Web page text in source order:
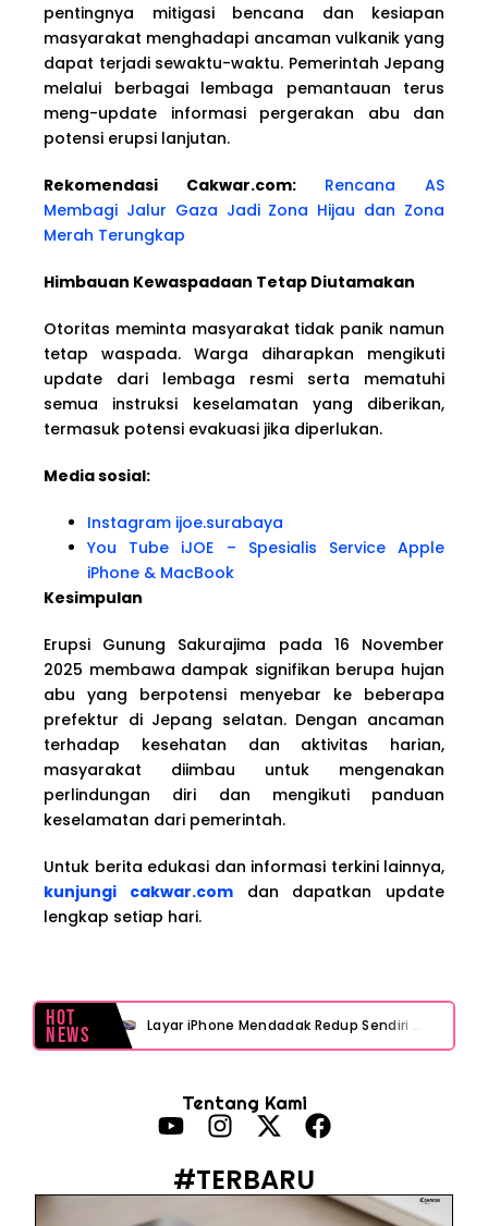
pentingnya mitigasi bencana dan kesiapan
masyarakat menghadapi ancaman vulkanik yang
dapat terjadi sewaktu-waktu. Pemerintah Jepang
melalui berbagai lembaga pemantauan terus
meng-update informasi pergerakan abu dan
potensi erupsi lanjutan.
Rekomendasi Cakwar.com: Rencana AS
Membagi Jalur Gaza Jadi Zona Hijau dan Zona
Merah Terungkap
Himbauan Kewaspadaan Tetap Diutamakan
Otoritas meminta masyarakat tidak panik namun
tetap waspada. Warga diharapkan mengikuti
update dari lembaga resmi serta mematuhi
semua instruksi keselamatan yang diberikan,
termasuk potensi evakuasi jika diperlukan.
Media sosial:
Instagram ijoe.surabaya
You Tube iJOE – Spesialis Service Apple
iPhone & MacBook
Kesimpulan
Erupsi Gunung Sakurajima pada 16 November
2025 membawa dampak signifikan berupa hujan
abu yang berpotensi menyebar ke beberapa
prefektur di Jepang selatan. Dengan ancaman
terhadap kesehatan dan aktivitas harian,
masyarakat diimbau untuk mengenakan
perlindungan diri dan mengikuti panduan
keselamatan dari pemerintah.
Untuk berita edukasi dan informasi terkini lainnya,
kunjungi cakwar.comdan dapatkan update
lengkap setiap hari.
Hot
News Layar iPhone Mendadak Redup Sendiri Padahal Auto-Brightness Mati? Ini Penyebab & Solusinya!
Prabowo Sebut ‘Londo Ireng’, Ray Rangkuti Desak DPR Bersikap, Ini Ulasan Politiknya
Tentang Kami
#TERBARU